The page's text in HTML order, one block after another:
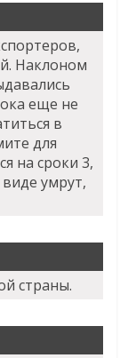
Наклоном
еще не
в
для
на сроки 3,
умрут,
страны.